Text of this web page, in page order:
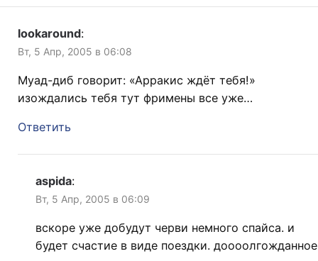
lookaround:
Вт, 5 Апр, 2005 в 06:08
Муад-диб говорит: «Арракис ждёт тебя!»
изождались тебя тут фримены все уже…
Ответить
aspida:
Вт, 5 Апр, 2005 в 06:09
вскоре уже добудут черви немного спайса. и
будет счастие в виде поездки. доооолгожданное